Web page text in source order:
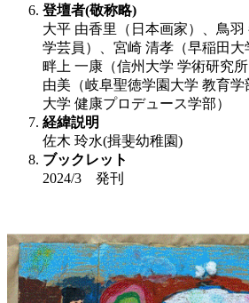
登壇者(敬称略)
大平 由香里（日本画家）、鳥
学芸員）、宮崎 清孝（早稲田大
畔上 一康（信州大学 学術研究
由美（岐阜聖徳学園大学 教育
大学 健康プロデュース学部）
経緯説明
佐木 玲水(揖斐幼稚園)
ブックレット
2024/3 発刊